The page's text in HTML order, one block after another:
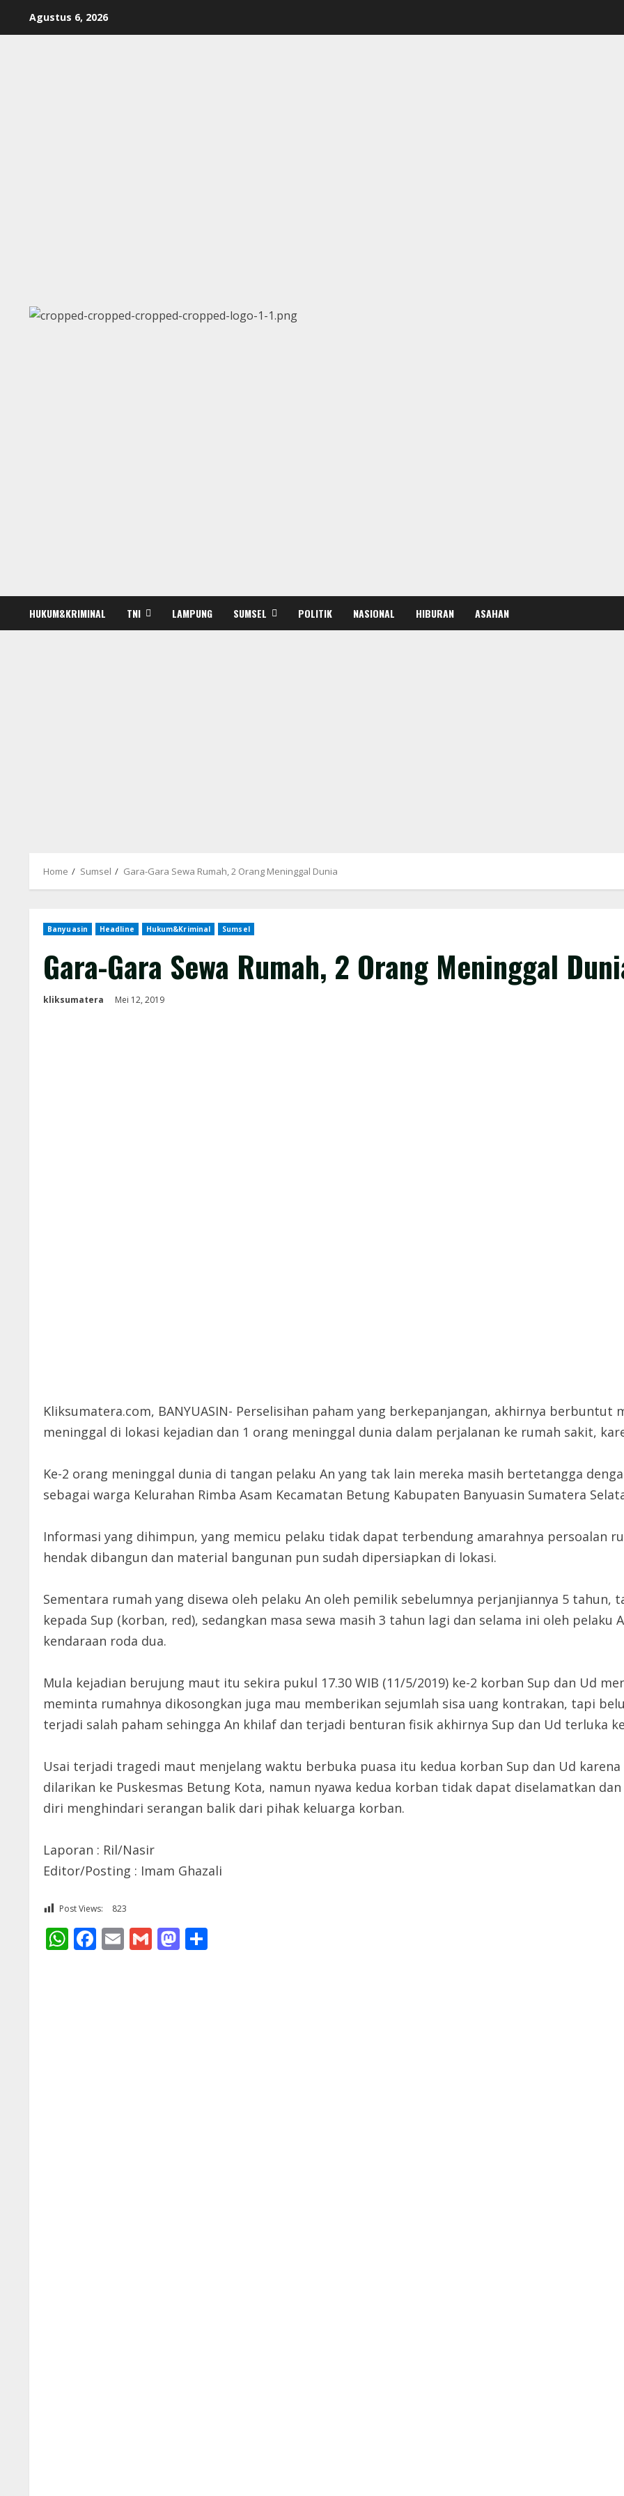
Agustus 6, 2026
HUKUM&KRIMINAL TNI LAMPUNG SUMSEL POLITIK NASIONAL HIBURAN ASAHAN
Home Sumsel Gara-Gara Sewa Rumah, 2 Orang Meninggal Dunia
Banyuasin Headline Hukum&Kriminal Sumsel
Gara-Gara Sewa Rumah, 2 Orang Meninggal
kliksumatera Mei 12, 2019
Kliksumatera.com, BANYUASIN- Perselisihan paham yang berkepanjangan, akhirnya
meninggal di lokasi kejadian dan 1 orang meninggal dunia dalam perjalanan ke rumah sakit,
Ke-2 orang meninggal dunia di tangan pelaku An yang tak lain mereka masih bertetangga
sebagai warga Kelurahan Rimba Asam Kecamatan Betung Kabupaten Banyuasin Sumatera
Informasi yang dihimpun, yang memicu pelaku tidak dapat terbendung amarahnya persoalan
hendak dibangun dan material bangunan pun sudah dipersiapkan di lokasi.
Sementara rumah yang disewa oleh pelaku An oleh pemilik sebelumnya perjanjiannya 5
kepada Sup (korban, red), sedangkan masa sewa masih 3 tahun lagi dan selama ini oleh
kendaraan roda dua.
Mula kejadian berujung maut itu sekira pukul 17.30 WIB (11/5/2019) ke-2 korban Sup dan Ud
meminta rumahnya dikosongkan juga mau memberikan sejumlah sisa uang kontrakan, tapi
terjadi salah paham sehingga An khilaf dan terjadi benturan fisik akhirnya Sup dan Ud terluka
Usai terjadi tragedi maut menjelang waktu berbuka puasa itu kedua korban Sup dan Ud
dilarikan ke Puskesmas Betung Kota, namun nyawa kedua korban tidak dapat diselamatkan
diri menghindari serangan balik dari pihak keluarga korban.
Laporan : Ril/Nasir
Editor/Posting : Imam Ghazali
Post Views: 823
WhatsApp
Facebook
EmailGmailMastodon